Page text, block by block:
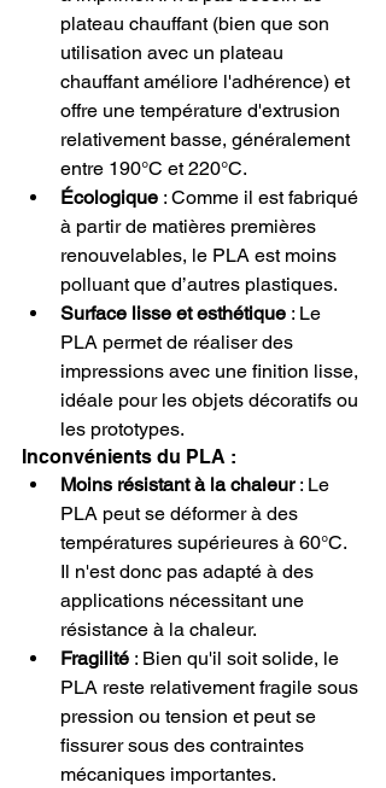
plateau chauffant (bien que son
utilisation avec un plateau
chauffant améliore l'adhérence) et
offre une température d'extrusion
relativement basse, généralement
entre 190°C et 220°C.
Écologique : Comme il est fabriqué
à partir de matières premières
renouvelables, le PLA est moins
polluant que d’autres plastiques.
Surface lisse et esthétique : Le
PLA permet de réaliser des
impressions avec une finition lisse,
idéale pour les objets décoratifs ou
les prototypes.
Inconvénients du PLA :
Moins résistant à la chaleur : Le
PLA peut se déformer à des
températures supérieures à 60°C.
Il n'est donc pas adapté à des
applications nécessitant une
résistance à la chaleur.
Fragilité : Bien qu'il soit solide, le
PLA reste relativement fragile sous
pression ou tension et peut se
fissurer sous des contraintes
mécaniques importantes.